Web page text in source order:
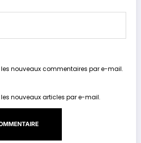
nouveaux commentaires par e-mail.
nouveaux articles par e-mail.